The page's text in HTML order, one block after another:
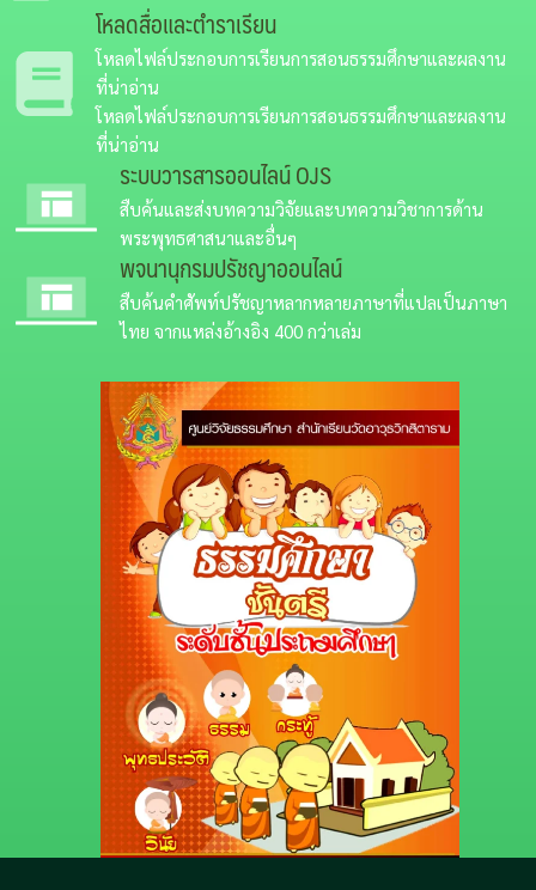
โหลดสื่อและตำราเรียน
โหลดไฟล์ประกอบการเรียนการสอนธรรมศึกษาและผลงาน
ที่น่าอ่าน
โหลดไฟล์ประกอบการเรียนการสอนธรรมศึกษาและผลงาน
ที่น่าอ่าน
ระบบวารสารออนไลน์OJS
สืบค้นและส่งบทความวิจัยและบทความวิชาการด้าน
พระพุทธศาสนาและอื่นๆ
พจนานุกรมปรัชญาออนไลน์
สืบค้นคำศัพท์ปรัชญาหลากหลายภาษาที่แปลเป็นภาษา
ไทย จากแหล่งอ้างอิง 400 กว่าเล่ม